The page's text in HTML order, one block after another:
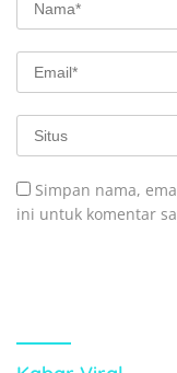
Simpan nama,
ini untuk komentar